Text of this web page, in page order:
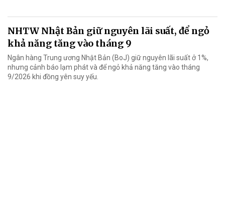
NHTW Nhật Bản giữ nguyên lãi suất, để ngỏ
khả năng tăng vào tháng 9
Ngân hàng Trung ương Nhật Bản (BoJ) giữ nguyên lãi suất ở 1%,
nhưng cảnh báo lạm phát và để ngỏ khả năng tăng vào tháng
9/2026 khi đồng yên suy yếu.